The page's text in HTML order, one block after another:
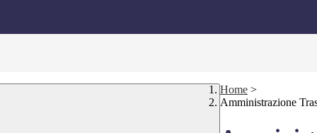
Home >
Amministrazione